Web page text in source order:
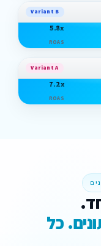
Variant B
5.8x
ROAS
Variant A
7.2x
ROAS
כל